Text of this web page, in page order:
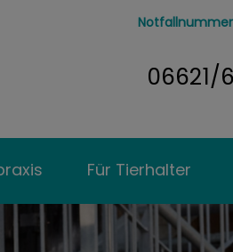
Notfallnummer
06621/
Für Tierhalter